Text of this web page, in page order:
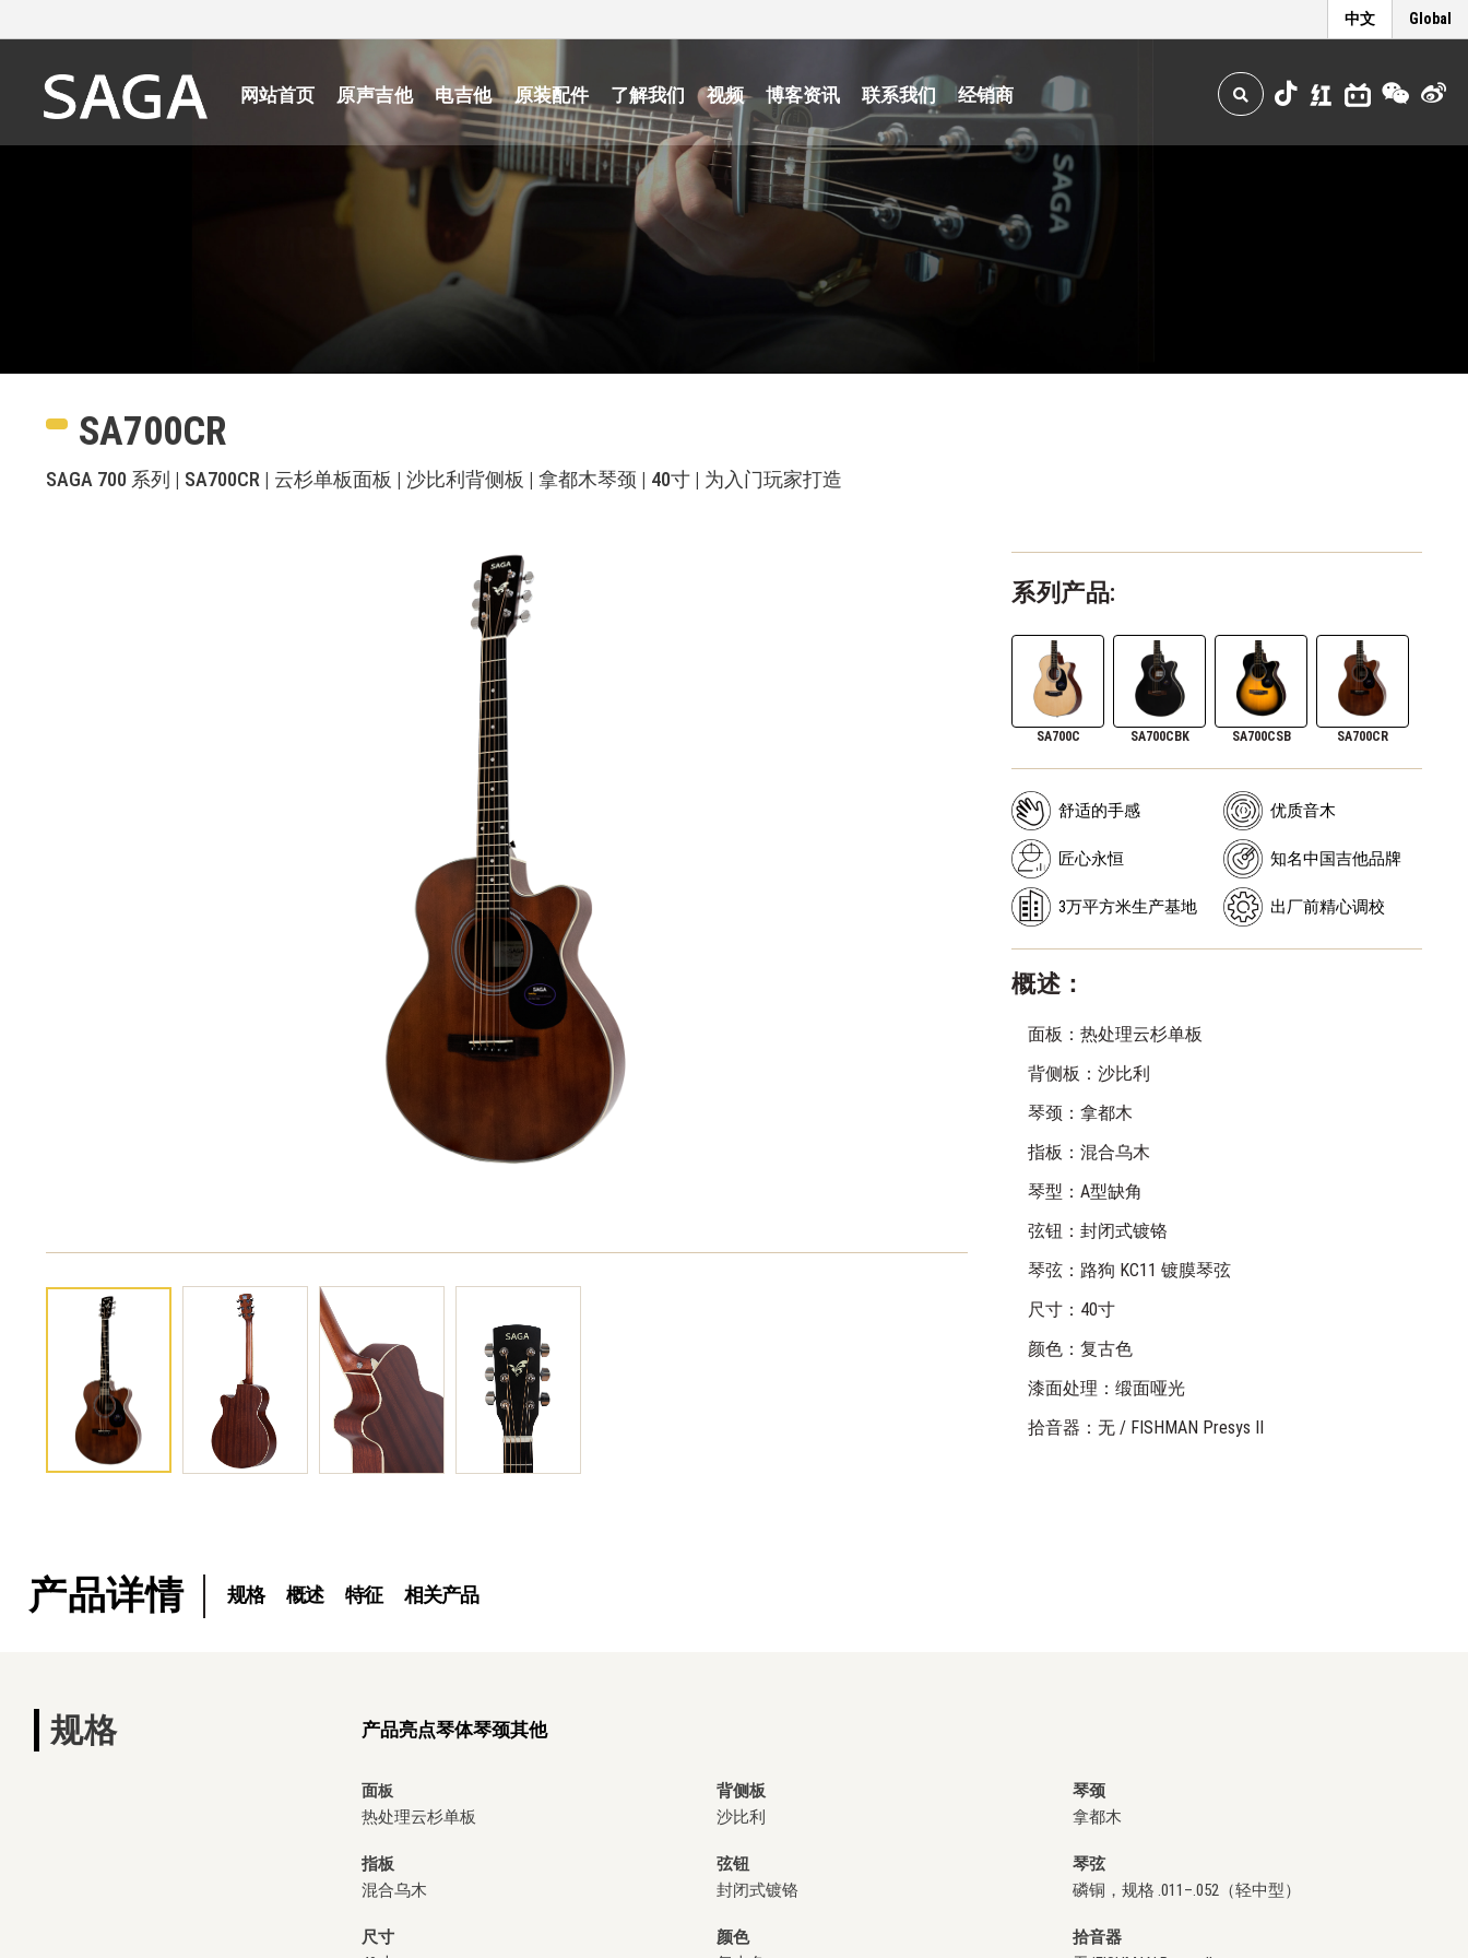
中文 Global
网站首页 原声吉他 电吉他 原装配件 了解我们 视频 博客资讯 联系我们 经销商
SA700CR
SAGA 700 系列 | SA700CR | 云杉单板面板 | 沙比利背侧板 | 拿都木琴颈 | 40寸 | 为入门玩家打造
系列产品:
SA700C SA700CBK SA700CSB SA700CR
舒适的手感 优质音木
匠心永恒 知名中国吉他品牌
3万平方米生产基地 出厂前精心调校
概述：
面板：热处理云杉单板
背侧板：沙比利
琴颈：拿都木
指板：混合乌木
琴型：A型缺角
弦钮：封闭式镀铬
琴弦：路狗 KC11 镀膜琴弦
尺寸：40寸
颜色：复古色
漆面处理：缎面哑光
拾音器：无 / FISHMAN Presys II
产品详情 规格 概述 特征 相关产品
规格 产品亮点琴体琴颈其他
面板 背侧板
琴颈
热处理云杉单板
沙比利 拿都木
指板 弦钮
琴弦
混合乌木
封闭式镀铬 磷铜，规格 .011–.052（轻中型）
尺寸 颜色
拾音器